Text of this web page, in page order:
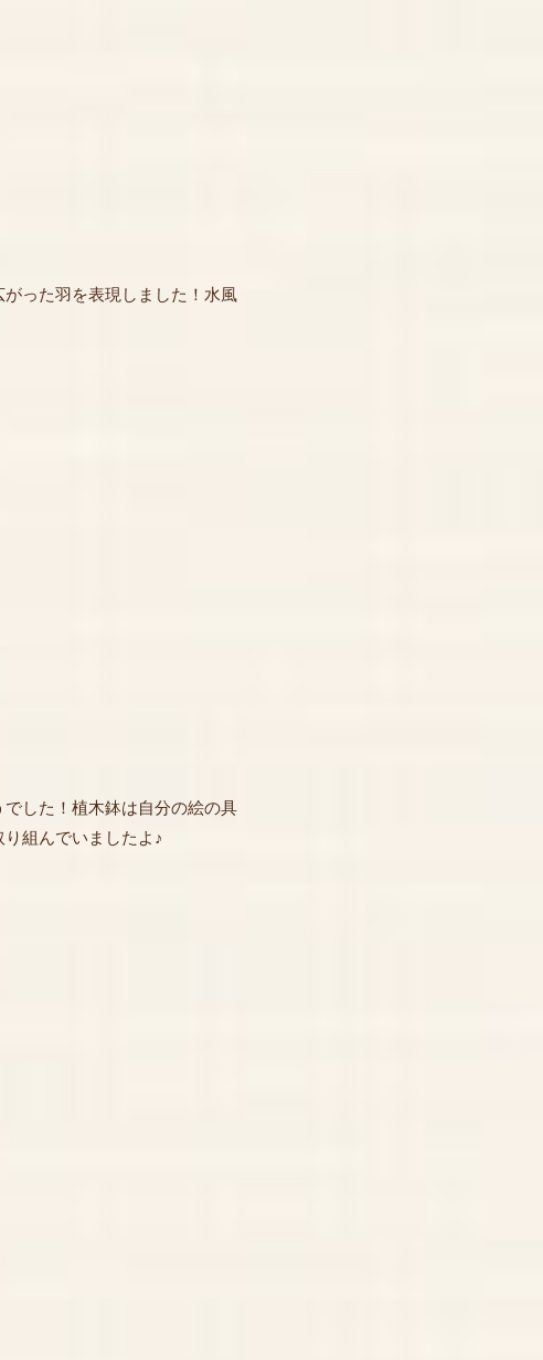
った羽を表現しました！水風
した！植木鉢は自分の絵の具
組んでいましたよ♪